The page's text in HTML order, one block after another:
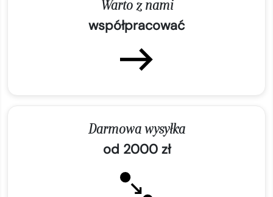
Warto z nami
współpracować
Darmowa wysyłka
od 2000 zł